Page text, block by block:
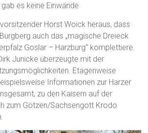
es keine Einwände.
Horst Woick heraus, dass
auch das „magische Dreieck
Goslar – Harzburg“ komplettiere.
Junicke überzeugte mit der
Etagenweise
Informationen zur Harzer
zu den Kaisern auf der
zum Götzen/Sachsengott Krodo